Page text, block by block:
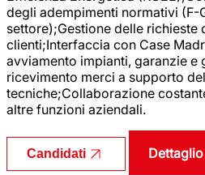
degli adempimenti normativi (F-
settore);Gestione delle richieste
clienti;Interfaccia con Case
avviamento impianti, garanzie e
ricevimento merci a supporto
tecniche;Collaborazione
altre funzioni aziendali.
Candidati